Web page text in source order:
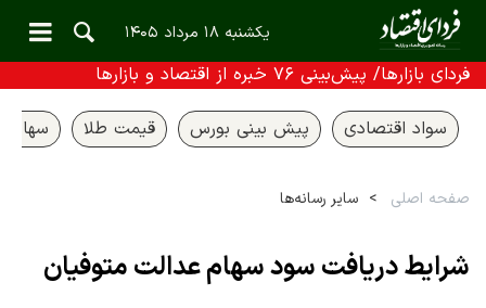
یکشنبه ۱۸ مرداد ۱۴۰۵
فردای بازارها/ پیش‌بینی ۷۶ خبره از اقتصاد و بازارها
سواد اقتصادی پیش بینی بورس قیمت طلا سهام
صفحه اصلی سایر رسانه‌ها
شرایط دریافت سود سهام عدالت متوفیان